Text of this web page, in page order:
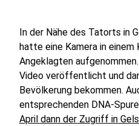
In der Nähe des Tatorts in
hatte eine Kamera in einem
Angeklagten
Video veröffentlicht und
Bevölkerung bekommen.
entsprechenden DNA-
April dann der Zugriff in